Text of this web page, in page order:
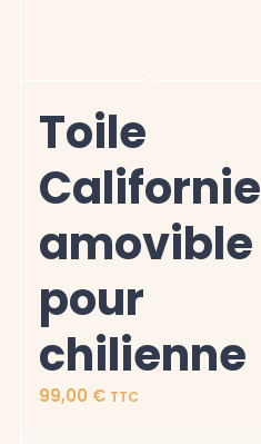
Toile
Californie
amovible
pour
chilienne
99,00 € TTC